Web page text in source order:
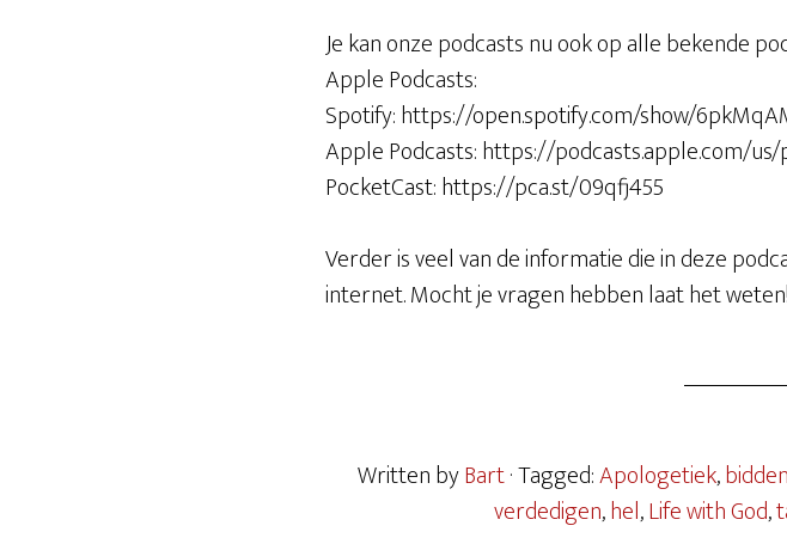
Je kan onze podcasts nu ook op alle bekende
Apple Podcasts:
Spotify: https://open.spotify.com/show/
Apple Podcasts: https://podcasts.apple.com/
PocketCast: https://pca.st/09qfj455
Verder is veel van de informatie die in deze
internet. Mocht je vragen hebben laat het weten!
Written byBart· Tagged:Apologetiek,bidden
verdedigen,hel,Life with God,